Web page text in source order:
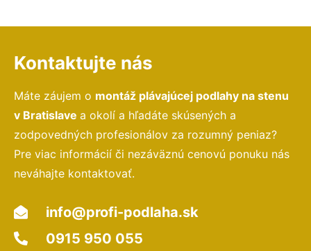
Kontaktujte nás
Máte záujem o montáž plávajúcej podlahy na stenu
v Bratislave a okolí a hľadáte skúsených a
zodpovedných profesionálov za rozumný peniaz?
Pre viac informácií či nezáväznú cenovú ponuku nás
neváhajte kontaktovať.
info@profi-podlaha.sk
0915 950 055